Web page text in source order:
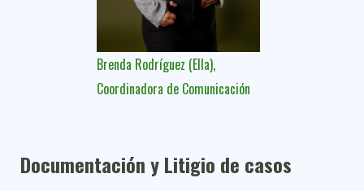
Brenda Rodríguez (Ella),
Coordinadora de Comunicación
Documentación y Litigio de casos